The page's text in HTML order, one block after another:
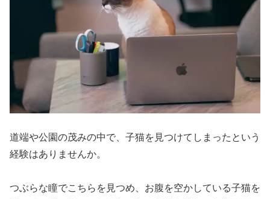
道端や公園の茂みの中で、子猫を見つけてしまったという
経験はありませんか。
つぶらな瞳でこちらを見つめ、お腹を空かしている子猫を